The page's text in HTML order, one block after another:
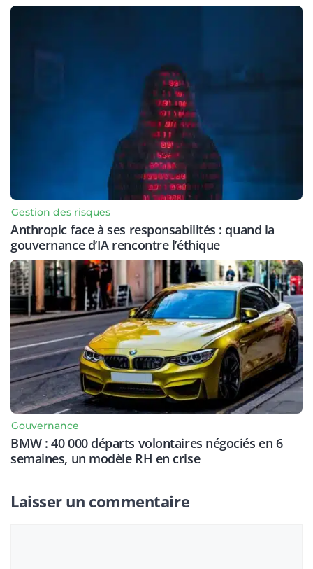
Gestion des risques
Anthropic face à ses responsabilités : quand la
gouvernance d’IA rencontre l’éthique
Gouvernance
BMW : 40 000 départs volontaires négociés en 6
semaines, un modèle RH en crise
Laisser un commentaire